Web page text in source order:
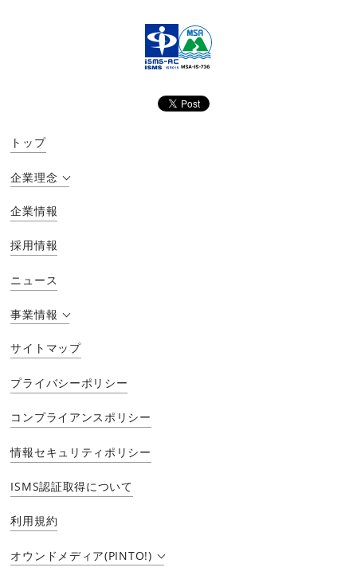
トップ
企業理念
企業情報
採用情報
ニュース
事業情報
サイトマップ
プライバシーポリシー
コンプライアンスポリシー
情報セキュリティポリシー
ISMS認証取得について
利用規約
オウンドメディア(PINTO!)